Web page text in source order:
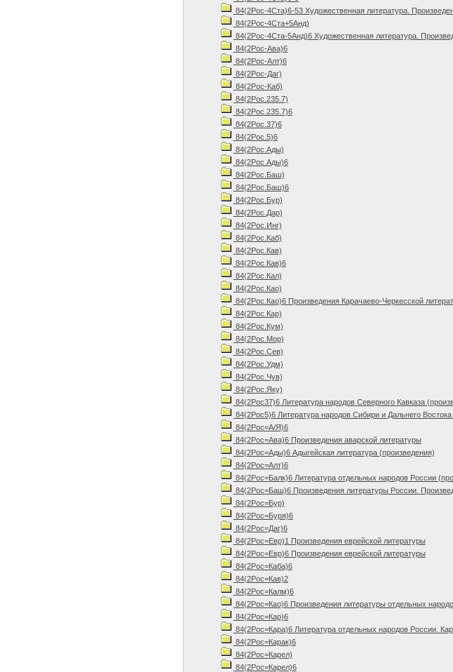
84(2Рос-4Ста)6-53 Художественная литература.
84(2Рос-4Ста+5Анд)
84(2Рос-4Ста-5Анд)6 Художественная литература.
84(2Рос-Ава)6
84(2Рос-Алт)6
84(2Рос-Даг)
84(2Рос-Каб)
84(2Рос.235.7)
84(2Рос.235.7)6
84(2Рос.37)6
84(2Рос.5)6
84(2Рос.Ады)
84(2Рос.Ады)6
84(2Рос.Баш)
84(2Рос.Баш)6
84(2Рос.Бур)
84(2Рос.Дар)
84(2Рос.Инг)
84(2Рос.Каб)
84(2Рос.Кав)
84(2Рос.Кав)6
84(2Рос.Кал)
84(2Рос.Као)
84(2Рос.Као)6 Произведения Карачаево-Черкесской
84(2Рос.Кар)
84(2Рос.Кум)
84(2Рос.Мор)
84(2Рос.Сев)
84(2Рос.Удм)
84(2Рос.Чув)
84(2Рос.Яку)
84(2Рос37)6 Литература народов Северного Кавказа
84(2Рос5)6 Литература народов Сибири и Дальнего
84(2Рос=А/Я)6
84(2Рос=Ава)6 Произведения аварской литературы
84(2Рос=Ады)6 Адыгейская литература (произведения)
84(2Рос=Алт)6
84(2Рос=Балк)6 Литература отдельных народов России
84(2Рос=Баш)6 Произведения литературы России.
84(2Рос=Бур)
84(2Рос=Буря)6
84(2Рос=Даг)6
84(2Рос=Евр)1 Произведения еврейской литературы
84(2Рос=Евр)6 Произведения еврейской литературы
84(2Рос=Каба)6
84(2Рос=Кав)2
84(2Рос=Калм)6
84(2Рос=Као)6 Произведения литературы отдельных
84(2Рос=Кар)6
84(2Рос=Кара)6 Литература отдельных народов России.
84(2Рос=Карак)6
84(2Рос=Карел)
84(2Рос=Карел)6